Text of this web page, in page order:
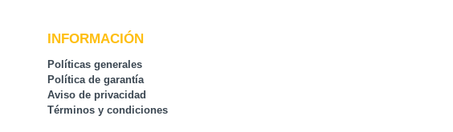
INFORMACIÓN
Políticas generales
Política de garantía
Aviso de privacidad
Términos y condiciones